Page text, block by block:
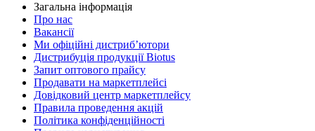
Загальна інформація
Про нас
Вакансії
Ми офіційні дистриб’ютори
Дистрибуція продукції Biotus
Запит оптового прайсу
Продавати на маркетплейсі
Довідковий центр маркетплейсу
Правила проведення акцій
Політика конфіденційності